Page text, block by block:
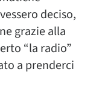
deciso,
grazie alla
“la radio”
a prenderci